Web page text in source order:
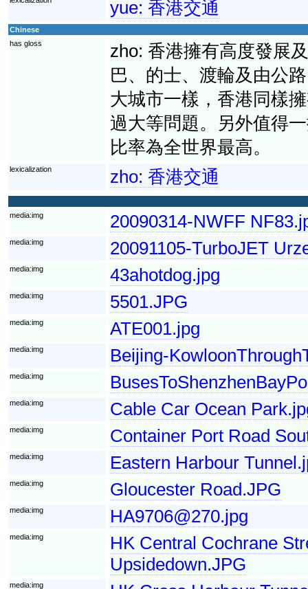
yue: 香港交通
Chinese
has gloss
zho: 香港擁有高度發展
巴、的士、渡輪及由公
大城市一樣，香港同樣
過大等問題。另外值得
比率為全世界最高。
lexicalization zho: 香港交通
media:img 20090314-NWFF
media:img 20091105-TurboJET
media:img 43ahotdog.jpg
media:img 5501.JPG
media:img ATE001.jpg
media:img Beijing-
media:img
media:img Cable Car Ocean
media:img Container Port Road
media:img Eastern Harbour
media:img Gloucester Road.JPG
media:img HA9706@270.jpg
media:img
HK Central Cochrane
Upsidedown.JPG
media:img